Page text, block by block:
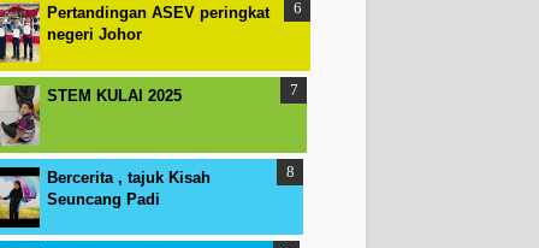
Pertandingan ASEV peringkat
negeri Johor
STEM KULAI 2025
Bercerita , tajuk Kisah
Seuncang Padi